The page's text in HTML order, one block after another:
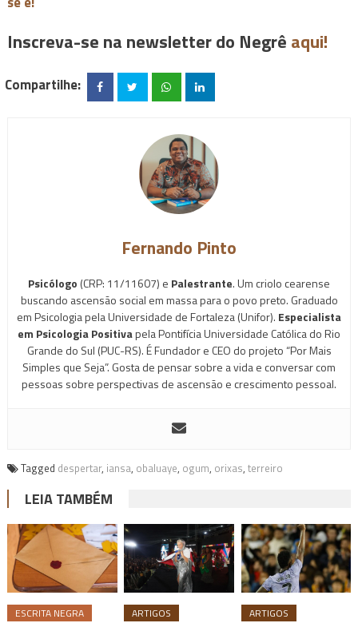
Inscreva-se na newsletter do Negrê aqui!
Compartilhe:
Fernando Pinto
Psicólogo (CRP: 11/11607) e Palestrante. Um criolo cearense
buscando ascensão social em massa para o povo preto. Graduado
em Psicologia pela Universidade de Fortaleza (Unifor). Especialista
em Psicologia Positivapela Pontifícia Universidade Católica do Rio
Grande do Sul (PUC-RS). É Fundador e CEO do projeto “Por Mais
Simples que Seja”. Gosta de pensar sobre a vida e conversar com
pessoas sobre perspectivas de ascensão e crescimento pessoal.
Tagged despertar, iansa, obaluaye, ogum, orixas, terreiro
LEIA TAMBÉM
ESCRITA NEGRA ARTIGOS ARTIGOS